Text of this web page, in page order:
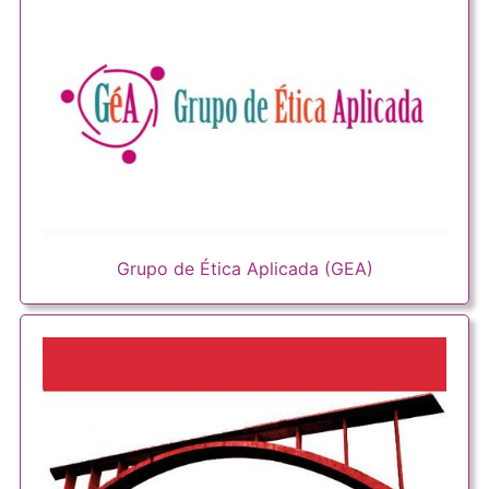
Grupo de Ética Aplicada (GEA)